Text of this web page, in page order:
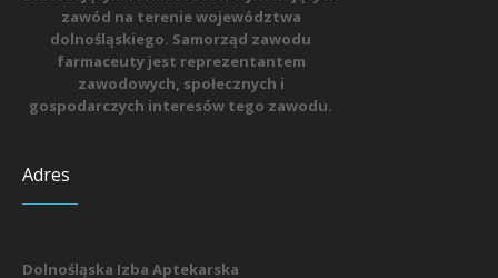
zawód na terenie województwa
dolnośląskiego. Samorząd zawodu
farmaceuty jest reprezentantem
zawodowych, społecznych i
gospodarczych interesów tego zawodu.
Adres
Dolnośląska Izba Aptekarska